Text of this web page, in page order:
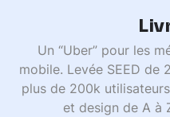
Un “Uber” pour les
mobile. Levée SEED de
plus de 200k
et design de A à